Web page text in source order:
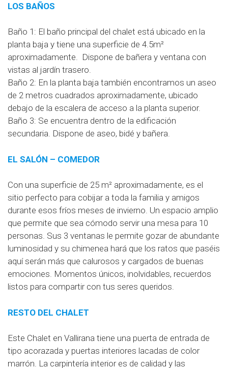
LOS BAÑOS
Baño 1: El baño principal del chalet está ubicado en la
planta baja y tiene una superficie de 4.5m²
aproximadamente. Dispone de bañera y ventana con
vistas al jardín trasero.
Baño 2: En la planta baja también encontramos un aseo
de 2 metros cuadrados aproximadamente, ubicado
debajo de la escalera de acceso a la planta superior.
Baño 3: Se encuentra dentro de la edificación
secundaria. Dispone de aseo, bidé y bañera.
EL SALÓN – COMEDOR
Con una superficie de 25 m² aproximadamente, es el
sitio perfecto para cobijar a toda la familia y amigos
durante esos fríos meses de invierno. Un espacio amplio
que permite que sea cómodo servir una mesa para 10
personas. Sus 3 ventanas le permite gozar de abundante
luminosidad y su chimenea hará que los ratos que paséis
aquí serán más que calurosos y cargados de buenas
emociones. Momentos únicos, inolvidables, recuerdos
listos para compartir con tus seres queridos.
RESTO DEL CHALET
Este Chalet en Vallirana tiene una puerta de entrada de
tipo acorazada y puertas interiores lacadas de color
marrón. La carpintería interior es de calidad y las